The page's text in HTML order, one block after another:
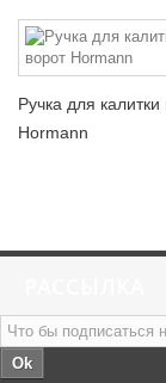
Ручка для калитки
Hormann
Ok